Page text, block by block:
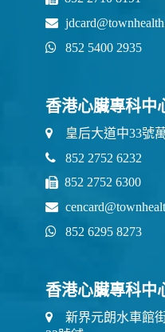
852 5400 2935
香港心臟專科中
皇后大道中33號
852 2752 6232
852 2752 6300
852 6295 8273
香港心臟專科中
新界元朗水車館